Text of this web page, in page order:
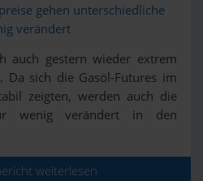
gehen unterschiedliche
verändert
auch gestern wieder extrem
Da sich die Gasöl-Futures im
zeigten, werden auch die
wenig verändert in den
weiterlesen